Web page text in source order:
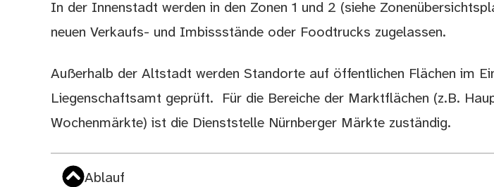
Beschreibung
In der Innenstadt werden in den Zonen 1 und 2 (siehe
neuen Verkaufs- und Imbissstände oder Foodtrucks zugelassen.
Außerhalb der Altstadt werden Standorte auf öffentlichen Flächen im
Liegenschaftsamt geprüft. Für die Bereiche der Marktflächen (z.B.
Wochenmärkte) ist die Dienststelle Nürnberger Märkte zuständig.
Ablauf